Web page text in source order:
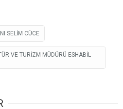
SELIM CÜCE
VE TURIZM MÜDÜRÜ ESHABIL